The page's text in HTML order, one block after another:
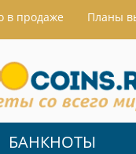
в продаже Планы
БАНКНОТЫ